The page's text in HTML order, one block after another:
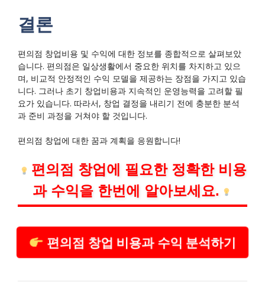
결론
편의점 창업비용 및 수익에 대한 정보를 종합적으로 살펴보았
습니다. 편의점은 일상생활에서 중요한 위치를 차지하고 있으
며, 비교적 안정적인 수익 모델을 제공하는 장점을 가지고 있습
니다. 그러나 초기 창업비용과 지속적인 운영능력을 고려할 필
요가 있습니다. 따라서, 창업 결정을 내리기 전에 충분한 분석
과 준비 과정을 거쳐야 할 것입니다.
편의점 창업에 대한 꿈과 계획을 응원합니다!
편의점 창업에 필요한 정확한 비용
과 수익을 한번에 알아보세요.
편의점 창업 비용과 수익 분석하기